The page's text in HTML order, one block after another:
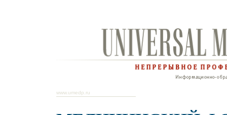
www.umedp.ru